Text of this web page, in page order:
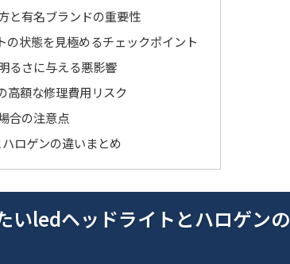
と有名ブランドの重要性
の状態を見極めるチェックポイント
るさに与える悪影響
高額な修理費用リスク
合の注意点
ロゲンの違いまとめ
いledヘッドライトとハロゲンの